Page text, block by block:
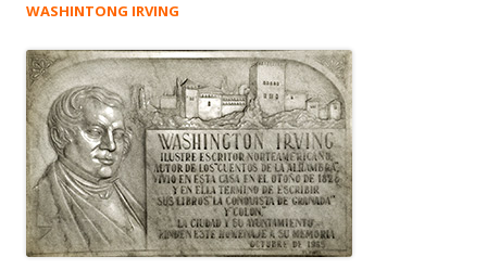
WASHINTONG IRVING